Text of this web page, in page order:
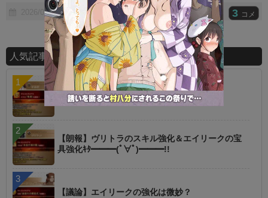
2026/01/10 3 コメ
人気記事ランキング
【指摘】卑弥呼の強化はぶっ壊れじゃない？
【朗報】ヴリトラのスキル強化＆エイリークの宝
具強化ｷﾀ━━━(ﾟ∀ﾟ)━━━!!
【議論】エイリークの強化は微妙？